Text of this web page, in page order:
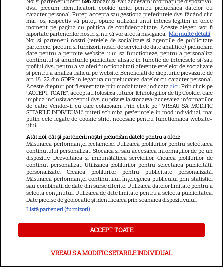
3
VEDETE STRĂINE
Marvel are un nou Black
Panther. David Jonsson preia
moștenirea lui Chadwick
Boseman
7
VEDETE STRĂINE
Ryan Gosling este noul Ghost
Anunțul făcut la Comic-Con i-
a entuziasmat pe fani
DISNEY PLUS
„Diavolul se îmbracă de la
Prada 2” s-a lansat pe Disney+.
Meryl Streep și Anne
Hathaway revin la revista
dvs., precum identificatorii cookie unici pentru prelucrarea datelor cu
caracter personal. Puteți accepta sau gestiona preferințele dvs. făcând clic
mai jos, respectiv vă puteți opune utilizării unui interes legitim în orice
moment pe pagina cu politica de confidențialitate. Aceste alegeri vor fi
raportate partenerilor noștri și nu vă vor afecta navigarea. Mai multe detalii
Noi si partenerii nostri (retelele de socializare si agentiile de publicitate
partenere, precum si furnizorii nostri de servicii de date analitice) prelucram
date pentru a permite website-ului sa functioneze, pentru a personaliza
continutul si anunturile publicitare afisate in functie de interesele si/sau
profilul dvs., pentru a va oferi functionalitati aferente retelelor de socializare
si pentru a analiza traficul pe website. Beneficiati de drepturile prevazute de
art. 15-22 din GDPR in legatura cu prelucrarea datelor cu caracter personal.
Aceste drepturi pot fi exercitate prin modalitatea indicataaici. Prin click pe
“ACCEPT TOATE”, acceptati folosirea tuturor Tehnologiilor de tip Cookie, care
implica inclusiv acceptul dvs. cu privire la stocarea/accesarea informatiilor
de catre Vendor-ii cu care colaboram. Prin click pe “VREAU SA MODIFIC
SETARILE INDIVIDUAL” puteti schimba preferintele in mod individual, mai
putin cele legate de cookie strict necesare pentru functionarea website-
ului.
Atât noi, cât și partenerii noștri prelucrăm datele pentru a oferi:
Măsurarea performanței reclamelor. Utilizarea profilurilor pentru selectarea
conținutului personalizat. Stocarea și/sau accesarea informațiilor de pe un
dispozitiv. Dezvoltarea și îmbunătățirea serviciilor. Crearea profilurilor de
conținut personalizat. Utilizarea profilurilor pentru selectarea publicității
personalizate. Crearea profilurilor pentru publicitate personalizată.
Măsurarea performanței conținutului. Înțelegerea publicului prin statistici
sau combinații de date din surse diferite. Utilizarea datelor limitate pentru a
selecta conținutul. Utilizarea de date limitate pentru a selecta publicitatea.
Date precise de geolocație și identificarea prin scanarea dispozitivului.
Listă parteneri (furnizori)
ACCEPT TOATE
VREAU SA MODIFIC SETARILE INDIVIDUAL